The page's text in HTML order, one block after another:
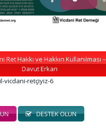
Ret Hakkı ve Hakkın Kullanılması –
Davut Erkan
DESTEK OLUN